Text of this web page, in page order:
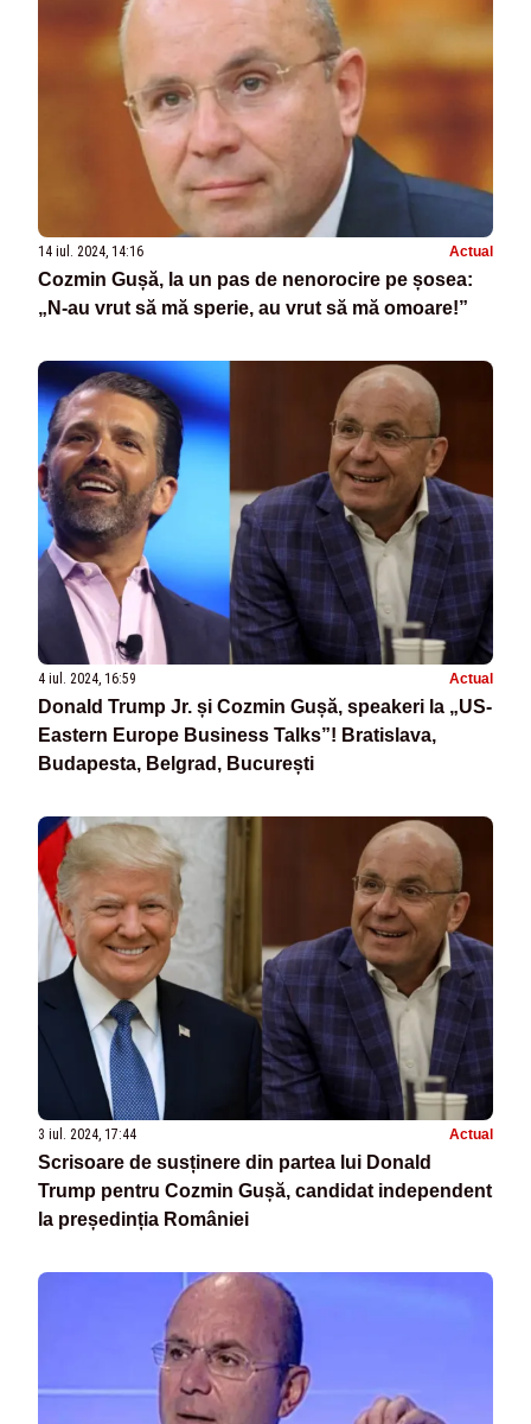
14 iul. 2024, 14:16 Actual
Cozmin Gușă, la un pas de nenorocire pe șosea:
„N-au vrut să mă sperie, au vrut să mă omoare!”
4 iul. 2024, 16:59 Actual
Donald Trump Jr. și Cozmin Gușă, speakeri la „US-
Eastern Europe Business Talks”! Bratislava,
Budapesta, Belgrad, București
3 iul. 2024, 17:44 Actual
Scrisoare de susținere din partea lui Donald
Trump pentru Cozmin Gușă, candidat independent
la președinția României